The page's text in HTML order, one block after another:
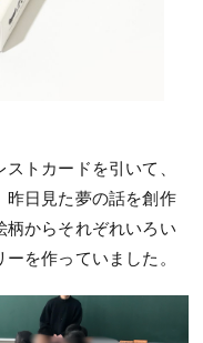
トカードを引いて、
昨日見た夢の話を創作
柄からそれぞれいろい
を作っていました。